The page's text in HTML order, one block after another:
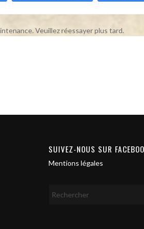
Veuillez réessayer plus tard.
SUIVEZ-NOUS SUR
Mentions légales